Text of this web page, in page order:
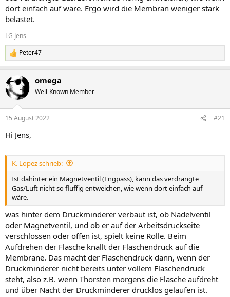
dort einfach auf wäre. Ergo wird die Membran weniger stark
belastet.
LG Jens
R
e
k
t
i
e
:
Peter47
omega
Well-Known Member
15 August 2022 #21
Hi Jens,
K. Lopez schrieb:
Ist dahinter ein Magnetventil (Engpass), kann das verdrängte
Gas/Luft nicht so fluffig entweichen, wie wenn dort einfach auf
wäre.
was hinter dem Druckminderer verbaut ist, ob Nadelventil
oder Magnetventil, und ob er auf der Arbeitsdruckseite
verschlossen oder offen ist, spielt keine Rolle. Beim
Aufdrehen der Flasche knallt der Flaschendruck auf die
Membrane. Das macht der Flaschendruck dann, wenn der
Druckminderer nicht bereits unter vollem Flaschendruck
steht, also z.B. wenn Thorsten morgens die Flasche aufdreht
und über Nacht der Druckminderer drucklos gelaufen ist.